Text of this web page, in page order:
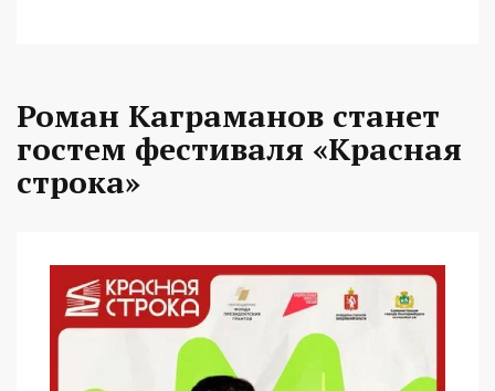
Роман Каграманов станет
гостем фестиваля «Красная
строка»